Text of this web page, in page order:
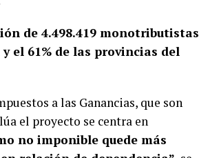
de 4.498.419 monotributistas
el 61% de las provincias del
a las Ganancias, que son
el proyecto se centra en
no imponible quede más